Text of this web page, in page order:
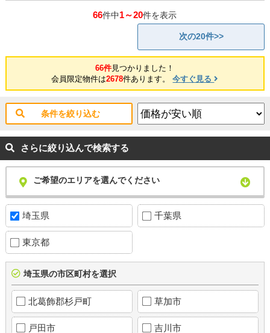
66件中1～20件を表示
次の20件>>
66件見つかりました！
会員限定物件は2678件あります。今すぐ見る
条件を絞り込む
さらに絞り込んで検索する
ご希望のエリアを選んでください
埼玉県 千葉県
東京都
埼玉県の市区町村を選択
北葛飾郡杉戸町 草加市
戸田市 吉川市